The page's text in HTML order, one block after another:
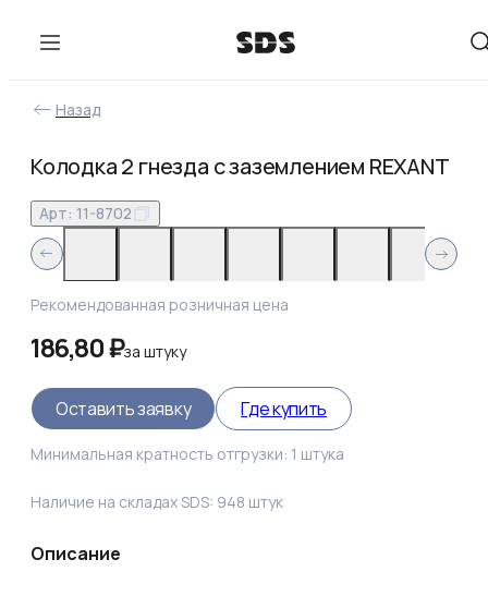
Назад
Колодка 2 гнезда с заземлением REXANT
Арт: 11-8702
Рекомендованная розничная цена
186,80 ₽заштуку
Оставить заявку Где купить
Минимальная кратность отгрузки: 1 штука
Наличие на складах SDS: 948 штук
Описание